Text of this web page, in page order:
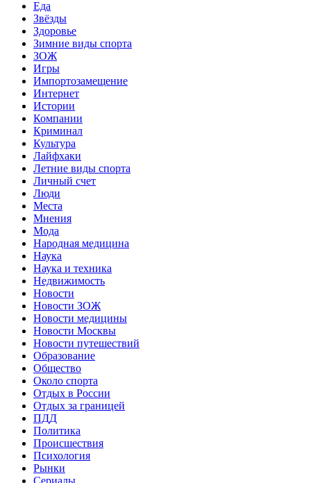
Еда
Звёзды
Здоровье
Зимние виды спорта
ЗОЖ
Игры
Импортозамещение
Интернет
Истории
Компании
Криминал
Культура
Лайфхаки
Летние виды спорта
Личный счет
Люди
Места
Мнения
Мода
Народная медицина
Наука
Наука и техника
Недвижимость
Новости
Новости ЗОЖ
Новости медицины
Новости Москвы
Новости путешествий
Образование
Общество
Около спорта
Отдых в России
Отдых за границей
ПДД
Политика
Происшествия
Психология
Рынки
Сериалы